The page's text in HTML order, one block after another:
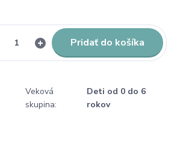
Pridať do košíka
Veková
skupina:
Deti od 0 do 6
rokov